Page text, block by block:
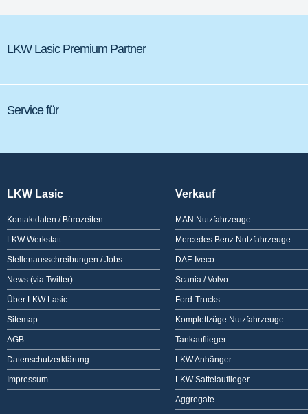
LKW Lasic Premium Partner
Service für
LKW Lasic
Kontaktdaten / Bürozeiten
LKW Werkstatt
Stellenausschreibungen / Jobs
News (via Twitter)
Über LKW Lasic
Sitemap
AGB
Datenschutzerklärung
Impressum
Verkauf
MAN Nutzfahrzeuge
Mercedes Benz Nutzfahrzeuge
DAF-Iveco
Scania / Volvo
Ford-Trucks
Komplettzüge Nutzfahrzeuge
Tankauflieger
LKW Anhänger
LKW Sattelauflieger
Aggregate